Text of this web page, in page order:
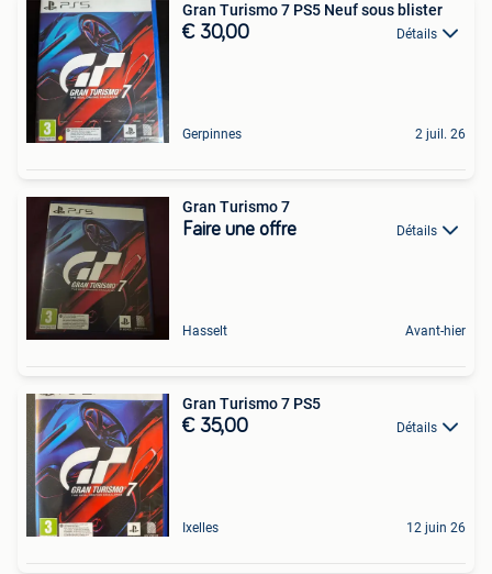
Gran Turismo 7 PS5 Neuf sous blister
€ 30,00 Détails
Gerpinnes 2 juil. 26
Gran Turismo 7
Faire une offre Détails
Hasselt Avant-hier
Gran Turismo 7 PS5
€ 35,00 Détails
Ixelles 12 juin 26